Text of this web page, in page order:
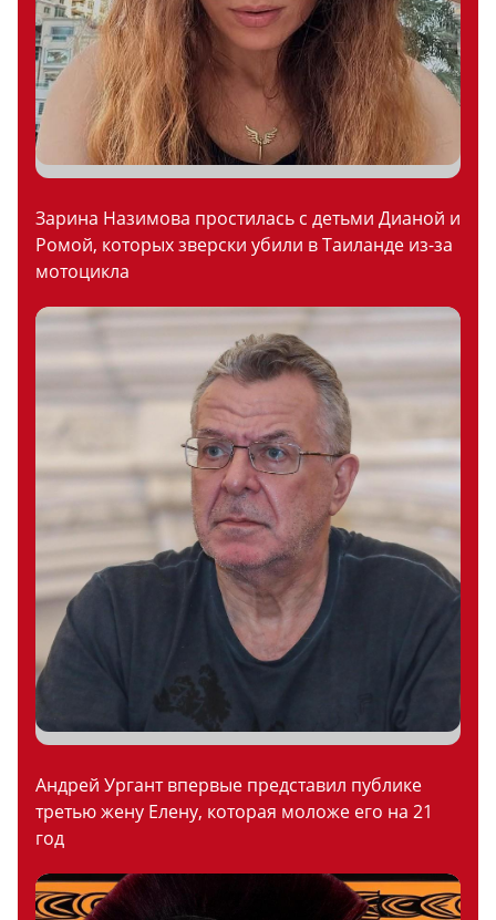
Зарина Назимова простилась с детьми Дианой и
Ромой, которых зверски убили в Таиланде из-за
мотоцикла
Андрей Ургант впервые представил публике
третью жену Елену, которая моложе его на 21
год